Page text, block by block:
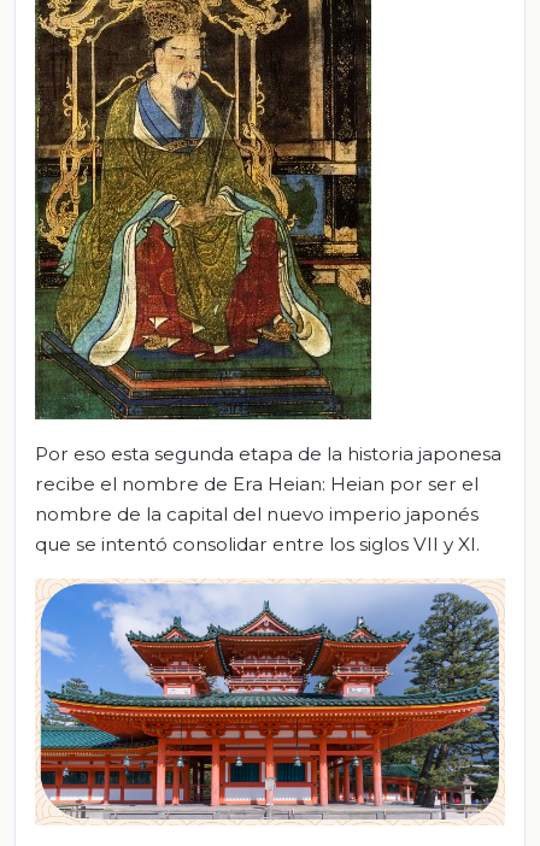
Por eso esta segunda etapa de la historia japonesa
recibe el nombre de Era Heian: Heian por ser el
nombre de la capital del nuevo imperio japonés
que se intentó consolidar entre los siglos VII y XI.